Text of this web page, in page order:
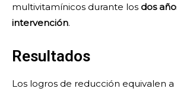
multivitamínicos durante los dos
intervención.
Resultados
Los logros de reducción equivalen a